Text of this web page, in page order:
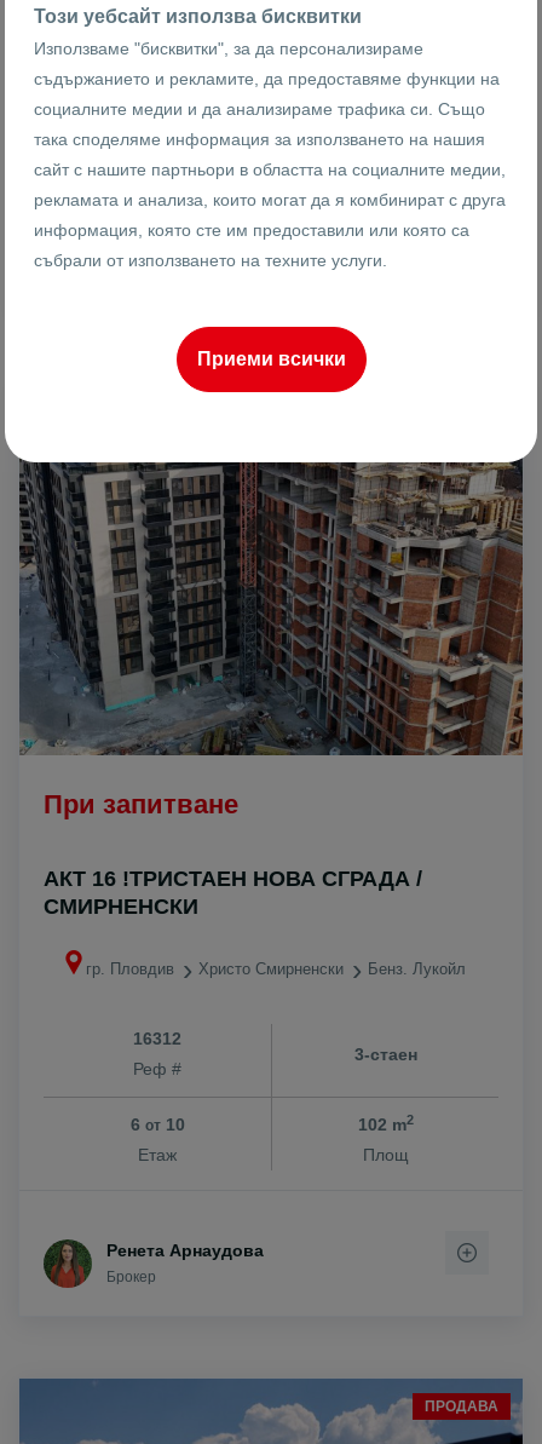
3-стаен
204 m 2
При запитване
АКТ 16 !ТРИСТАЕН НОВА СГРАДА /
СМИРНЕНСКИ
гр. Пловдив Христо Смирненски Бенз. Лукойл
16312
Реф #
3-стаен
6 от10
Етаж
102 m2
Площ
Ренета Арнаудова
Брокер
ПРОДАВА
Този уебсайт използва бисквитки
Използваме "бисквитки", за да персонализираме
съдържанието и рекламите, да предоставяме функции на
социалните медии и да анализираме трафика си. Също
така споделяме информация за използването на нашия
сайт с нашите партньори в областта на социалните медии,
рекламата и анализа, които могат да я комбинират с друга
информация, която сте им предоставили или която са
събрали от използването на техните услуги.
Приеми всички